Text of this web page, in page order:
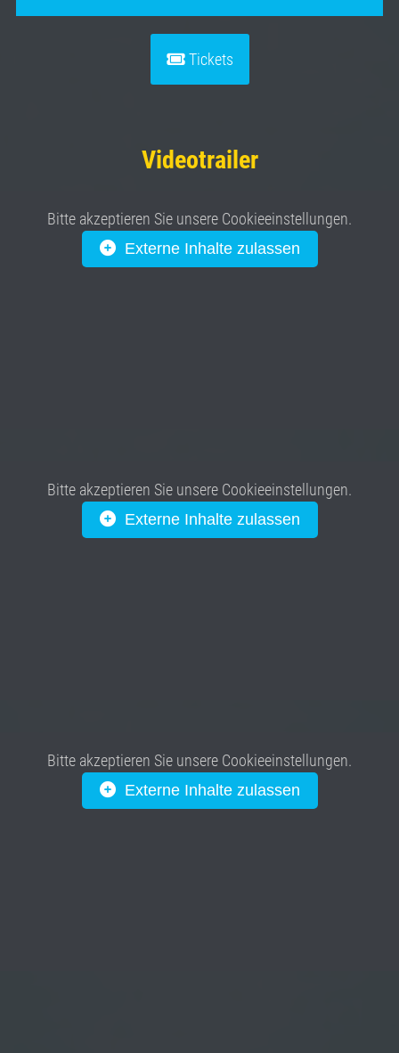
Tickets
Videotrailer
Bitte akzeptieren Sie unsere Cookieeinstellungen.
Externe Inhalte zulassen
Bitte akzeptieren Sie unsere Cookieeinstellungen.
Externe Inhalte zulassen
Bitte akzeptieren Sie unsere Cookieeinstellungen.
Externe Inhalte zulassen